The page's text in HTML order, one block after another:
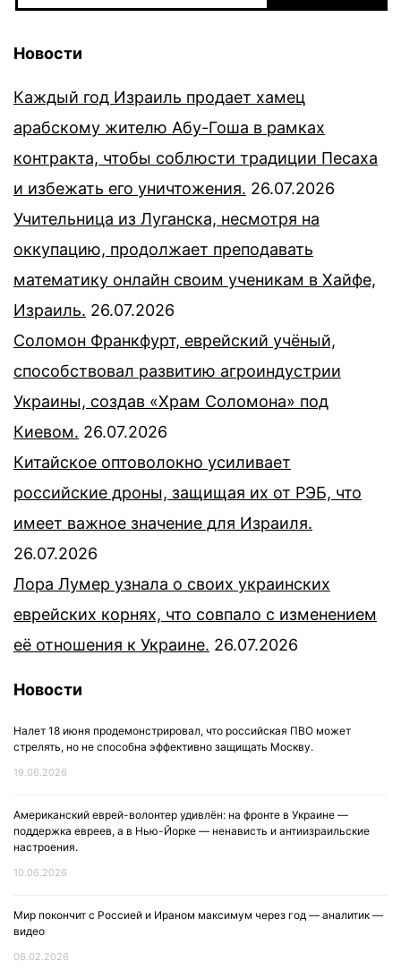
Новости
Каждый год Израиль продает хамец
арабскому жителю Абу-Гоша в рамках
контракта, чтобы соблюсти традиции Песаха
и избежать его уничтожения. 26.07.2026
Учительница из Луганска, несмотря на
оккупацию, продолжает преподавать
математику онлайн своим ученикам в Хайфе,
Израиль. 26.07.2026
Соломон Франкфурт, еврейский учёный,
способствовал развитию агроиндустрии
Украины, создав «Храм Соломона» под
Киевом. 26.07.2026
Китайское оптоволокно усиливает
российские дроны, защищая их от РЭБ, что
имеет важное значение для Израиля.
26.07.2026
Лора Лумер узнала о своих украинских
еврейских корнях, что совпало с изменением
её отношения к Украине. 26.07.2026
Новости
Налет 18 июня продемонстрировал, что российская ПВО может
стрелять, но не способна эффективно защищать Москву.
19.06.2026
Американский еврей-волонтер удивлён: на фронте в Украине —
поддержка евреев, а в Нью-Йорке — ненависть и антиизраильские
настроения.
10.06.2026
Мир покончит с Россией и Ираном максимум через год — аналитик —
видео
06.02.2026